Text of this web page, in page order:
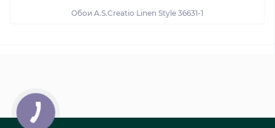
Обои A.S.Creatio Linen Style 36631-1